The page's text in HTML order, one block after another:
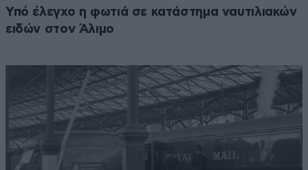
Υπό έλεγχο η φωτιά σε κατάστημα ναυτιλιακών
ειδών στον Άλιμο